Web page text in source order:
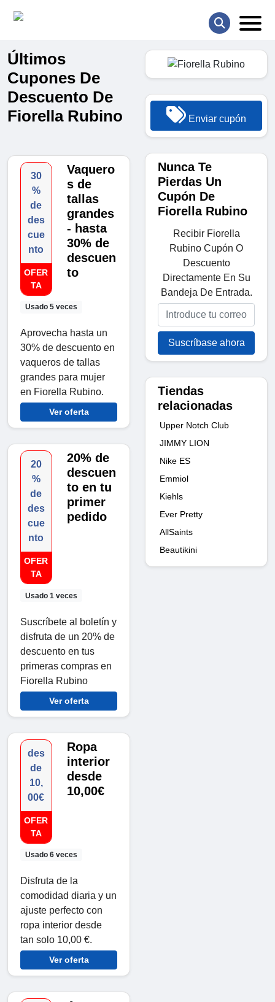
Últimos
Cupones De
Descuento De
Fiorella Rubino
30
%
de
des
cue
nto
OFER
TA
Usado 5 veces
Vaquero
s de
tallas
grandes
- hasta
30% de
descuen
to
Aprovecha hasta un
30% de descuento en
vaqueros de tallas
grandes para mujer
en Fiorella Rubino.
Ver oferta
20
%
de
des
cue
nto
OFER
TA
Usado 1 veces
20% de
descuen
to en tu
primer
pedido
Suscríbete al boletín y
disfruta de un 20% de
descuento en tus
primeras compras en
Fiorella Rubino
Ver oferta
des
de
10,
00€
OFER
TA
Usado 6 veces
Ropa
interior
desde
10,00€
Disfruta de la
comodidad diaria y un
ajuste perfecto con
ropa interior desde
tan solo 10,00 €.
Ver oferta
Enviar cupón
Nunca Te
Pierdas Un
Cupón De
Fiorella Rubino
Recibir Fiorella
Rubino Cupón O
Descuento
Directamente En Su
Bandeja De Entrada.
Suscríbase ahora
Tiendas
relacionadas
Upper Notch Club
JIMMY LION
Nike ES
Emmiol
Kiehls
Ever Pretty
AllSaints
Beautikini